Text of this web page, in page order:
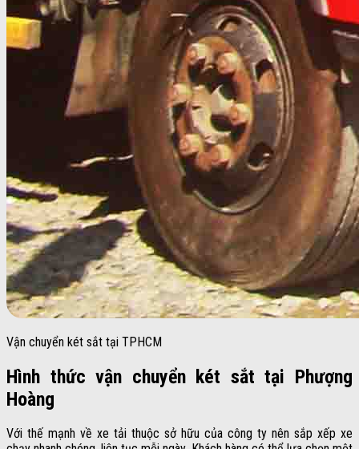
Vận chuyển két sắt tại TPHCM
Hình thức vận chuyển két sắt tại Phượng
Hoàng
Với thế mạnh về xe tải thuộc sở hữu của công ty nên sắp xếp xe